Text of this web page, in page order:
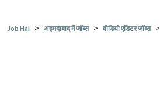
Job Hai > अहमदाबाद में जॉब्स > वीडियो एडिटर जॉब्स >